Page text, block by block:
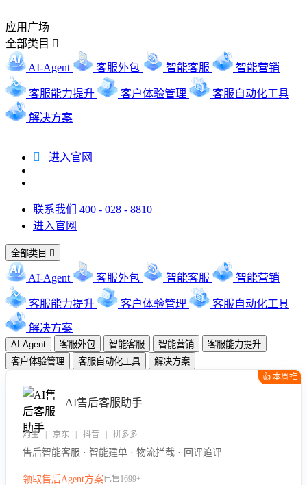
应用广场
全部类目 
AI-Agent 客服外包 智能客服 智能营销
客服能力提升 客户体验管理 客服自动化工具
解决方案
 进入官网
联系我们 400 - 028 - 8810
进入官网
全部类目 
AI-Agent 客服外包 智能客服 智能营销
客服能力提升 客户体验管理 客服自动化工具
解决方案
AI-Agent 客服外包 智能客服 智能营销
客服能力提升
客户体验管理
客服自动化工具 解决方案
👍 本周推
AI售后客服助手
淘宝 | 京东 | 抖音 | 拼多多
售后智能客服 · 智能建单 · 物流拦截 · 回评追评
领取售后Agent方案已售1699+